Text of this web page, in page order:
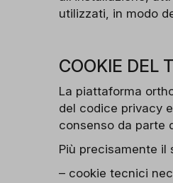
utilizzati, in modo
COOKIE DEL
La piattaforma
del codice privacy
consenso da parte
Più precisamente il
– cookie tecnici